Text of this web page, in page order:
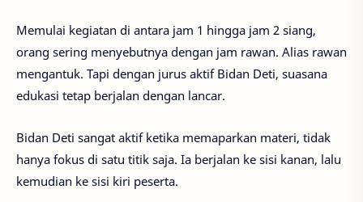
Memulai kegiatan di antara jam 1 hingga jam 2 siang,
orang sering menyebutnya dengan jam rawan. Alias rawan
mengantuk. Tapi dengan jurus aktif Bidan Deti, suasana
edukasi tetap berjalan dengan lancar.
Bidan Deti sangat aktif ketika memaparkan materi, tidak
hanya fokus di satu titik saja. Ia berjalan ke sisi kanan, lalu
kemudian ke sisi kiri peserta.